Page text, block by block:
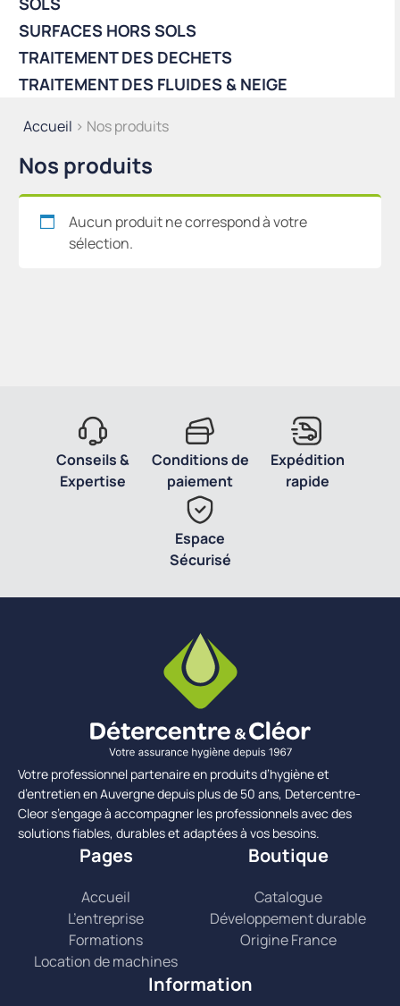
Accueil > Nos produits
Nos produits
Aucun produit ne correspond à votre
sélection.
SURFACES HORS SOLS
TRAITEMENT DES DECHETS
TRAITEMENT DES FLUIDES & NEIGE
Conseils &
Expertise
Conditions de
paiement
Expédition
rapide
Espace
Sécurisé
Votre professionnel partenaire en produits d’hygiène et
d’entretien en Auvergne depuis plus de 50 ans, Detercentre-
Cleor s’engage à accompagner les professionnels avec des
solutions fiables, durables et adaptées à vos besoins.
Pages
Accueil
L’entreprise
Formations
Location de machines
Boutique
Catalogue
Développement durable
Origine France
Information